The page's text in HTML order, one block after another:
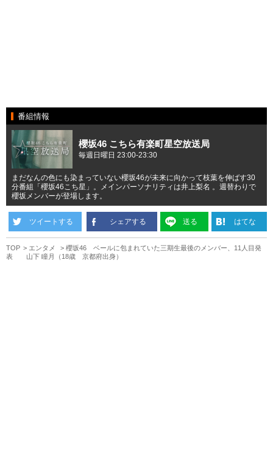
番組情報
櫻坂46 こちら有楽町星空放送局
毎週日曜日 23:00-23:30
まだなんの色にも染まっていない櫻坂46が未来に向かって枝葉を伸ばす30
分番組「櫻坂46こち星」。メインパーソナリティは井上梨名 。週替わりで
櫻坂メンバーが登場します。
ツイートする シェアする 送る はてな
TOP エンタメ
櫻坂46 ベールに包まれていた三期生最後のメンバー、11人目発
表 山下 瞳月（18歳 京都府出身）